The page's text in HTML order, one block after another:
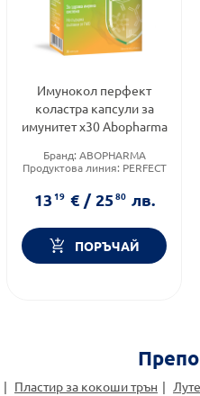
Имунокол перфект
коластра капсули за
имунитет х30 Abopharma
Бранд: ABOPHARMA
Продуктова линия: PERFECT
1319 € / 2580 лв.
ПОРЪЧАЙ
Пластир за кокоши трън